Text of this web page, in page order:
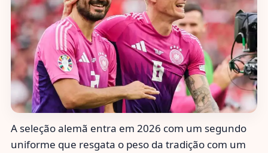
A seleção alemã entra em 2026 com um segundo
uniforme que resgata o peso da tradição com um